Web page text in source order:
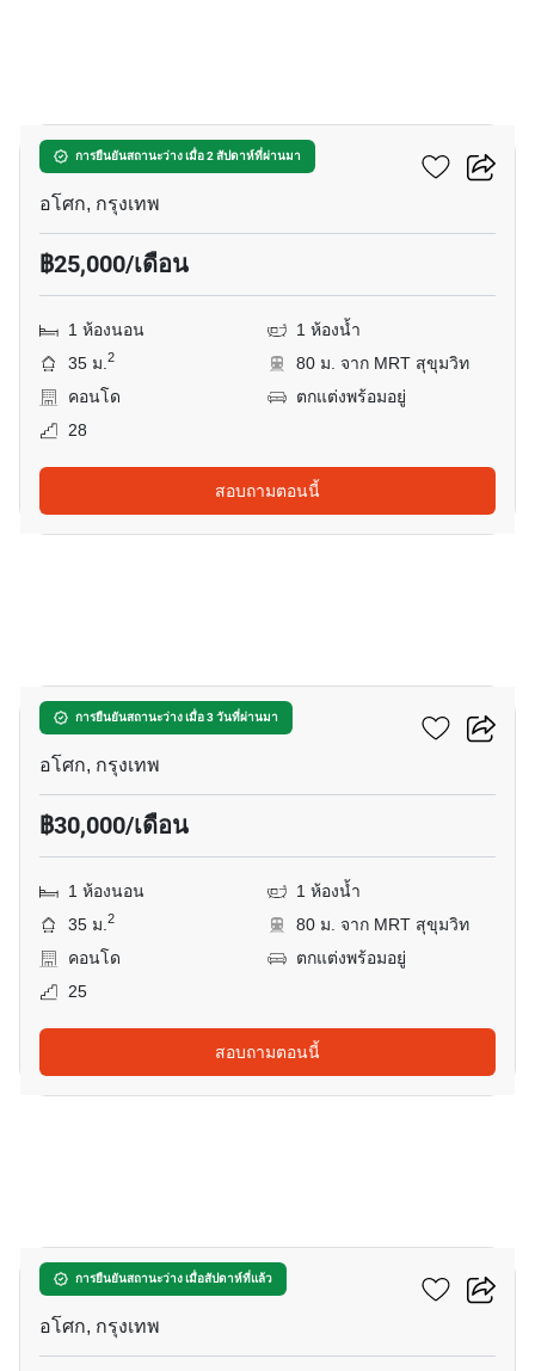
การยืนยันสถานะว่าง เมื่อ 2 สัปดาห์ที่ผ่านมา
แอชตัน อโศก
อโศก, กรุงเทพ
฿25,000/เดือน
1 ห้องนอน
1 ห้องน้ำ
35 ม.2
80 ม. จาก MRT สุขุมวิท
คอนโด
ตกแต่งพร้อมอยู่
28
สอบถามตอนนี้
การยืนยันสถานะว่าง เมื่อ 3 วันที่ผ่านมา
แอชตัน อโศก
อโศก, กรุงเทพ
฿30,000/เดือน
1 ห้องนอน
1 ห้องน้ำ
35 ม.2
80 ม. จาก MRT สุขุมวิท
คอนโด
ตกแต่งพร้อมอยู่
25
สอบถามตอนนี้
การยืนยันสถานะว่าง เมื่อสัปดาห์ที่แล้ว
แอชตัน อโศก
อโศก, กรุงเทพ